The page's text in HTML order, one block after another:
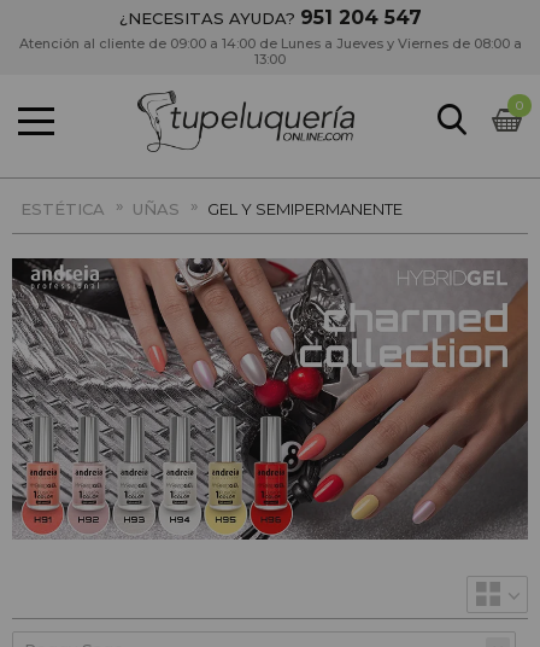
¿NECESITAS AYUDA? 951 204 547
Atención al cliente de 09:00 a 14:00 de Lunes a Jueves y Viernes de 08:00 a
13:00
0
ESTÉTICA » UÑAS » GEL Y SEMIPERMANENTE